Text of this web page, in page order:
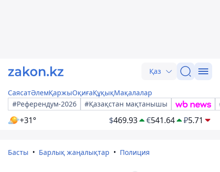
Қаз
СаясатӘлемҚаржыОқиғаҚұқықМақалалар
#Референдум-2026
#Қазақстан мақтанышы
+31° $469.93 €541.64 ₽5.71
Басты Барлық жаңалықтар Полиция